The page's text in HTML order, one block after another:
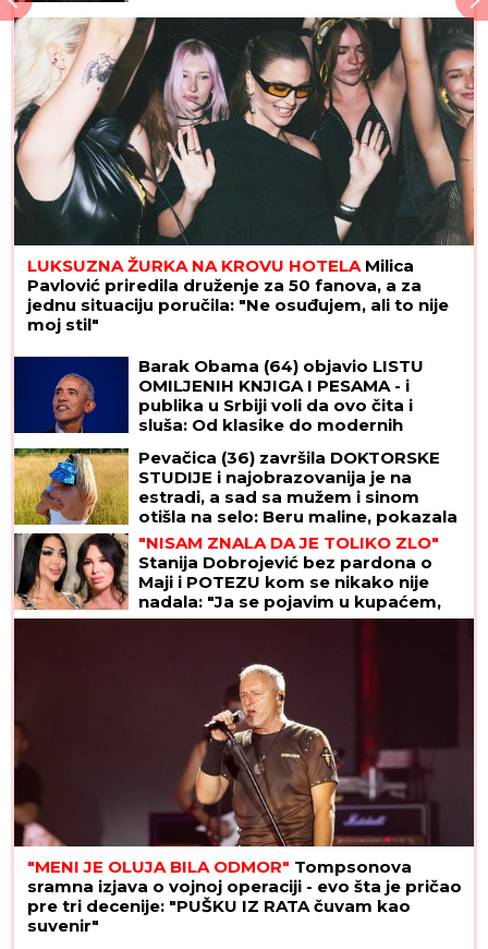
posle 23 godine - "U kupatilu su bila
TAJNA VRATA"
LUKSUZNA ŽURKA NA KROVU HOTELAMilica
Pavlović priredila druženje za 50 fanova, a za
jednu situaciju poručila: "Ne osuđujem, ali to nije
moj stil"
Barak Obama (64) objavio LISTU
OMILJENIH KNJIGA I PESAMA - i
publika u Srbiji voli da ovo čita i
sluša: Od klasike do modernih
Pevačica (36) završila DOKTORSKE
STUDIJE i najobrazovanija je na
estradi, a sad sa mužem i sinom
otišla na selo: Beru maline, pokazala
kako uživaju
"NISAM ZNALA DA JE TOLIKO ZLO"
Stanija Dobrojević bez pardona o
Maji i POTEZU kom se nikako nije
nadala: "Ja se pojavim u kupaćem,
ONA SE ISKRIVI"
"MENI JE OLUJA BILA ODMOR" Tompsonova
sramna izjava o vojnoj operaciji - evo šta je pričao
pre tri decenije: "PUŠKU IZ RATA čuvam kao
suvenir"